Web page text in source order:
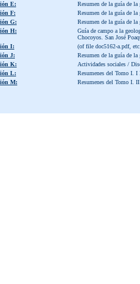
E:
Resumen de la guía de
F:
Resumen de la guía de
G:
Resumen de la guía de
H:
Guía de campo a la
Chocoyos. San José
I:
(of file doc5162-a.pdf,
J:
Resumen de la guía de
K:
Actividades sociales /
L:
Resumenes del Tomo I. I
M:
Resumenes del Tomo I. II